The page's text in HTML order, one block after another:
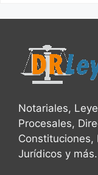
Notariales,
Procesales,
Constituciones,
Jurídicos y más.